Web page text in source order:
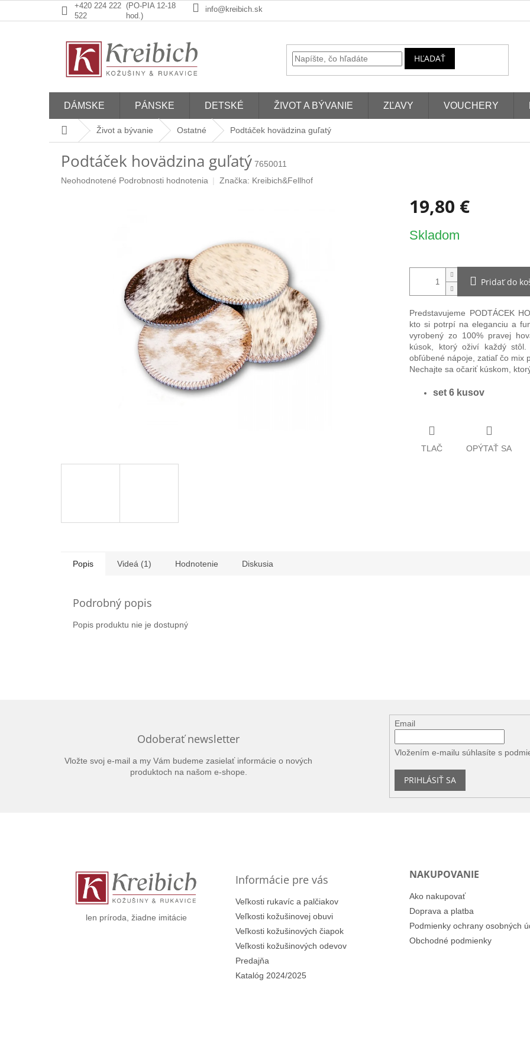
+420 224 222
522
(PO-PIA 12-18
hod.)
info@kreibich.sk
HĽADAŤ
DÁMSKE PÁNSKE DETSKÉ ŽIVOT A BÝVANIE ZĽAVY VOUCHERY
DomovŽivot a bývanie Ostatné Podtáček hovädzina guľatý
Podtáček hovädzina guľatý 7650011
Priemerné
Neohodnotené Podrobnosti hodnotenia Značka: Kreibich&Fellhof
19,80 €
cena:
Skladom
Pridať do
Predstavujeme PODTÁCEK
kto si potrpí na eleganciu a
vyrobený zo 100% pravej
kúsok, ktorý oživí každý
obľúbené nápoje, zatiaľ čo mix
Nechajte sa očariť kúskom,
set 6 kusov
TLAČ OPÝTAŤ SA
Popis Videá (1) Hodnotenie Diskusia
Podrobný popis
Popis produktu nie je dostupný
Odoberať newsletter
Vložte svoj e-mail a my Vám budeme zasielať informácie o nových
produktoch na našom e-shope.
Email
Vložením e-mailu súhlasíte s
PRIHLÁSIŤ SA
len príroda, žiadne imitácie
Informácie pre vás
Veľkosti rukavíc a palčiakov
Veľkosti kožušinovej obuvi
Veľkosti kožušinových čiapok
Veľkosti kožušinových odevov
Predajňa
Katalóg 2024/2025
NAKUPOVANIE
Ako nakupovať
Doprava a platba
Podmienky ochrany osobných
Obchodné podmienky